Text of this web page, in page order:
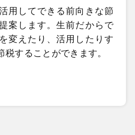
用してできる前向きな節
案します。生前だからで
変えたり、活用したりす
税することができます。